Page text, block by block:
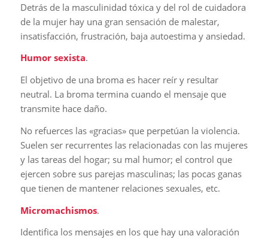
Detrás de la masculinidad tóxica y del rol de cuidadora
de la mujer hay una gran sensación de malestar,
insatisfacción, frustración, baja autoestima y ansiedad.
Humor sexista.
El objetivo de una broma es hacer reír y resultar
neutral. La broma termina cuando el mensaje que
transmite hace daño.
No refuerces las «gracias» que perpetúan la violencia.
Suelen ser recurrentes las relacionadas con las mujeres
y las tareas del hogar; su mal humor; el control que
ejercen sobre sus parejas masculinas; las pocas ganas
que tienen de mantener relaciones sexuales, etc.
Micromachismos.
Identifica los mensajes en los que hay una valoración